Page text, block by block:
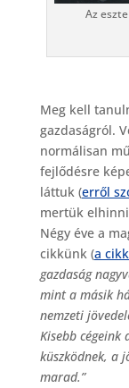
Az
Meg kell
gazdaságról.
normálisan
fejlődésre
láttuk (erről
mertük
Négy éve a
cikkünk (a
gazdaság
mint a másik
nemzeti
Kisebb cégeink
küszködnek, a
marad.”